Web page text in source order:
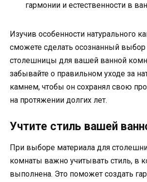
гармонии и естественности в
Изучив особенности натурального
сможете сделать осознанный выбор
столешницы для вашей ванной
забывайте о правильном уходе за
камнем, чтобы он сохранял свою
на протяжении долгих лет.
Учтите стиль вашей
При выборе материала для
комнаты важно учитывать стиль, в
выполнена. Это поможет создать